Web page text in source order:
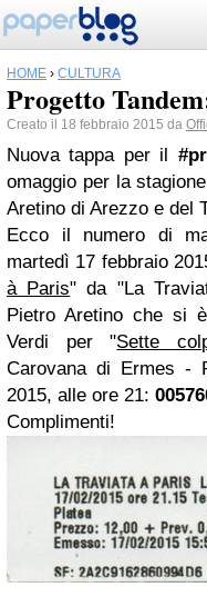
HOME › CULTURA
Progetto
Creato il 18 febbraio 2015 da
Nuova tappa per il
omaggio per la
Aretino di Arezzo e del
Ecco il numero di
martedì 17 febbraio
à Paris" da "La
Pietro Aretino che si
Verdi per "Sette
Carovana di Ermes -
2015, alle ore 21:
Complimenti!